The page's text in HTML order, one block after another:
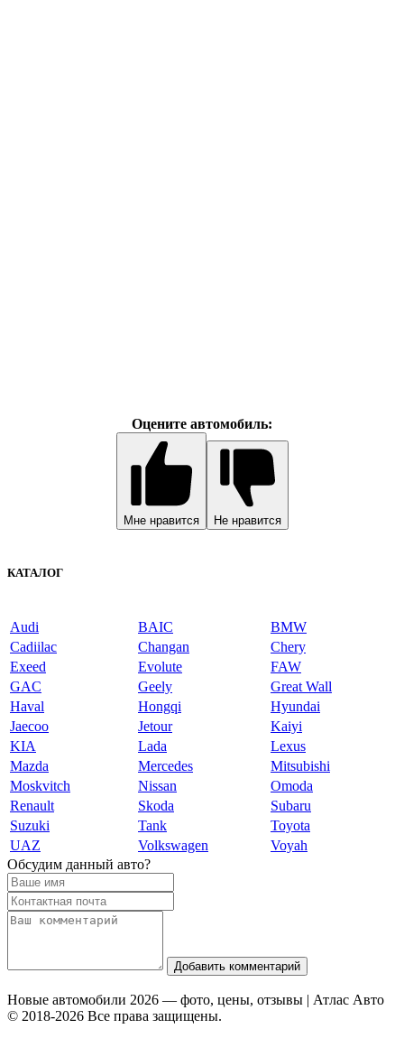
Оцените автомобиль:
Мне нравится Не нравится
КАТАЛОГ
Audi BAIC
BMW
Cadiilac
Changan
Chery
Exeed
Evolute
FAW
GAC
Geely
Great Wall
Haval
Hongqi
Hyundai
Jaecoo
Jetour
Kaiyi
KIA
Lada
Lexus
Mazda
Mercedes
Mitsubishi
Moskvitch
Nissan
Omoda
Renault
Skoda
Subaru
Suzuki
Tank
Toyota
UAZ
Volkswagen
Voyah
Обсудим данный авто?
Добавить комментарий
Новые автомобили 2026 — фото, цены, отзывы | Атлас Авто
© 2018-2026 Все права защищены.